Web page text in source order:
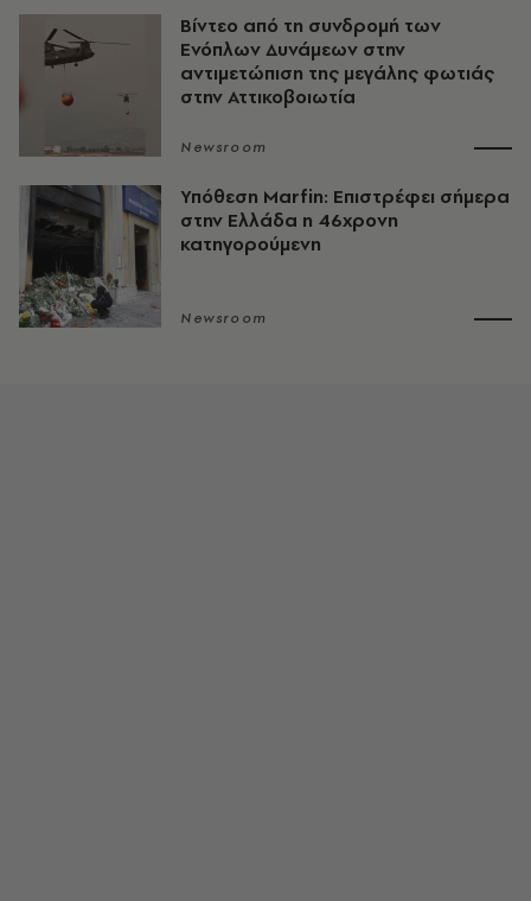
Βίντεο από τη συνδρομή των
Ενόπλων Δυνάμεων στην
αντιμετώπιση της μεγάλης φωτιάς
στην Αττικοβοιωτία
Newsroom
Υπόθεση Marfin: Επιστρέφει σήμερα
στην Ελλάδα η 46χρονη
κατηγορούμενη
Newsroom